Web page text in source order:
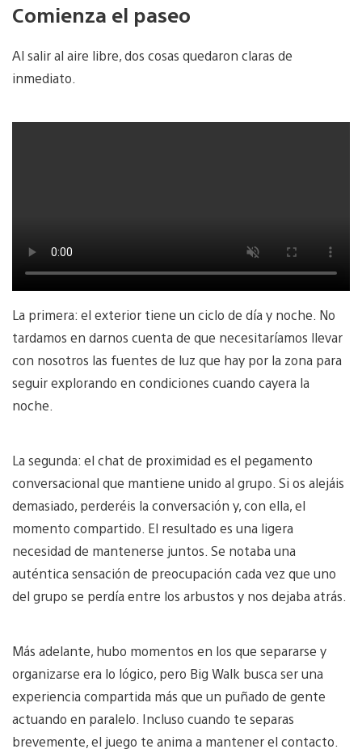
Comienza el paseo
Al salir al aire libre, dos cosas quedaron claras de
inmediato.
La primera: el exterior tiene un ciclo de día y noche. No
tardamos en darnos cuenta de que necesitaríamos llevar
con nosotros las fuentes de luz que hay por la zona para
seguir explorando en condiciones cuando cayera la
noche.
La segunda: el chat de proximidad es el pegamento
conversacional que mantiene unido al grupo. Si os alejáis
demasiado, perderéis la conversación y, con ella, el
momento compartido. El resultado es una ligera
necesidad de mantenerse juntos. Se notaba una
auténtica sensación de preocupación cada vez que uno
del grupo se perdía entre los arbustos y nos dejaba atrás.
Más adelante, hubo momentos en los que separarse y
organizarse era lo lógico, pero Big Walk busca ser una
experiencia compartida más que un puñado de gente
actuando en paralelo. Incluso cuando te separas
brevemente, el juego te anima a mantener el contacto.